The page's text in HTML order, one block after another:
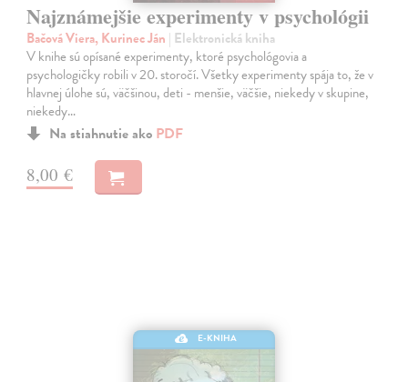
Najznámejšie experimenty v psychológii
Bačová Viera, Kurinec Ján | Elektronická kniha
V knihe sú opísané experimenty, ktoré psychológovia a
psychologičky robili v 20. storočí. Všetky experimenty spája to, že v
hlavnej úlohe sú, väčšinou, deti - menšie, väčšie, niekedy v skupine,
niekedy…
Na stiahnutie ako PDF
8,00 €
E-KNIHA